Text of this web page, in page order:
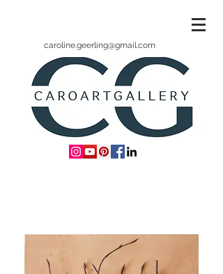
caroline.geerling@gmail.com